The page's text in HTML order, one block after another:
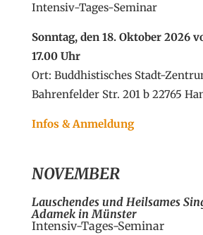
Intensiv-Tages-Seminar
Sonntag, den 18. Oktober 2026
17.00 Uhr
Ort: Buddhistisches Stadt-
Bahrenfelder Str. 201 b 22765
Infos & Anmeldung
NOVEMBER
Lauschendes und Heilsames
Adamek in Münster
Intensiv-Tages-Seminar